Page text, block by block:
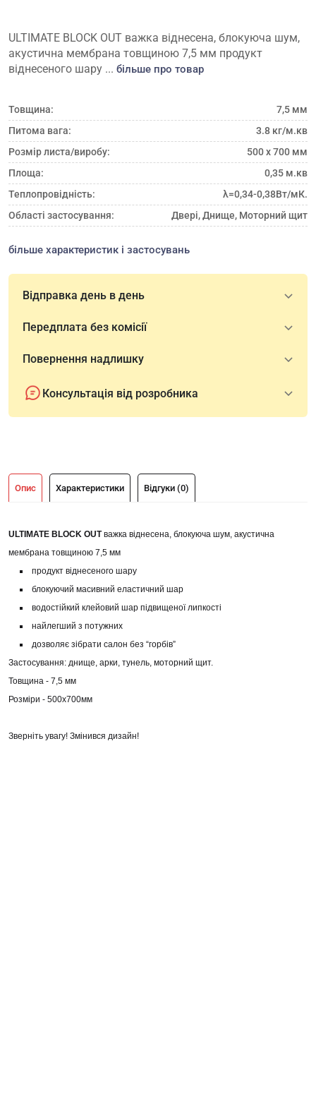
ULTIMATE BLOCK OUT важка віднесена, блокуюча шум,
акустична мембрана товщиною 7,5 мм продукт
віднесеного шару ... більше про товар
Товщина:
7,5 мм
Питома вага:
3.8 кг/м.кв
Розмір листа/виробу:
500 х 700 мм
Площа:
0,35 м.кв
Теплопровідність:
λ=0,34-0,38Вт/мК.
Області застосування:
Двері, Днище, Моторний щит
більше характеристик і застосувань
Відправка день в день
Передплата без комісії
Повернення надлишку
Консультація від розробника
Опис Характеристики Відгуки (0)
ULTIMATE BLOCK OUTважка віднесена, блокуюча шум, акустична
мембрана товщиною 7,5 мм
продукт віднесеного шару
блокуючий масивний еластичний шар
водостійкий клейовий шар підвищеної липкості
найлегший з потужних
дозволяє зібрати салон без “горбів”
Застосування: днище, арки, тунель, моторний щит.
Товщина - 7,5 мм
Розміри - 500х700мм
Зверніть увагу! Змінився дизайн!